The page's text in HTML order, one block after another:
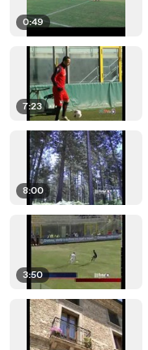
0:49
7:23
8:00
3:50